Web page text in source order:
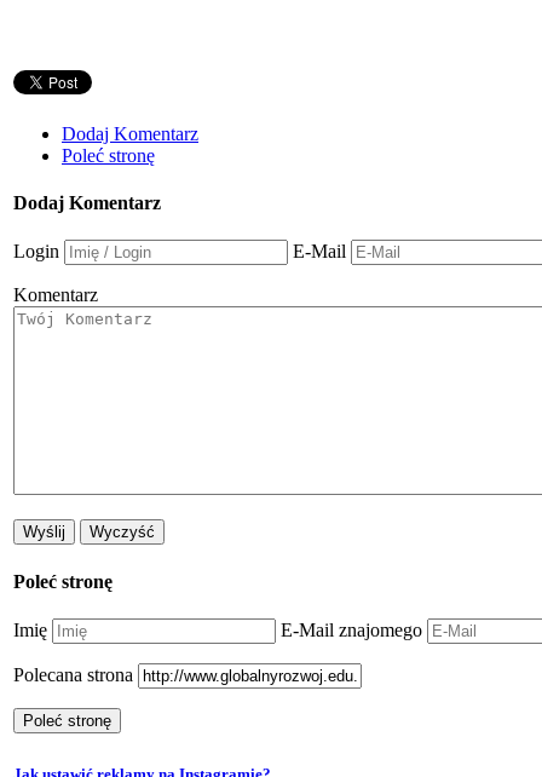
Dodaj Komentarz
Poleć stronę
Dodaj Komentarz
Login E-Mail
Komentarz
Poleć stronę
Imię E-Mail znajomego
Polecana strona